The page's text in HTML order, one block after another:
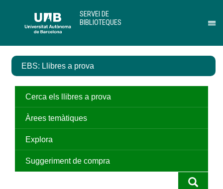
contingut
el
de
SERVEI DE
BIBLIOTEQUES
EBS: Llibres a prova
Cerca els llibres a prova
Àrees temàtiques
Explora
Suggeriment de compra